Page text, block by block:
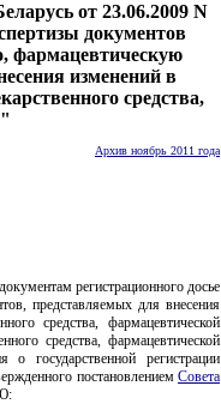
от 23.06.2009 N
документов
фармацевтическую
изменений в
средства,
Архив ноябрь 2011 года
регистрационного досье
представляемых для внесения
средства, фармацевтической
средства, фармацевтической
государственной регистрации
постановлением Совета